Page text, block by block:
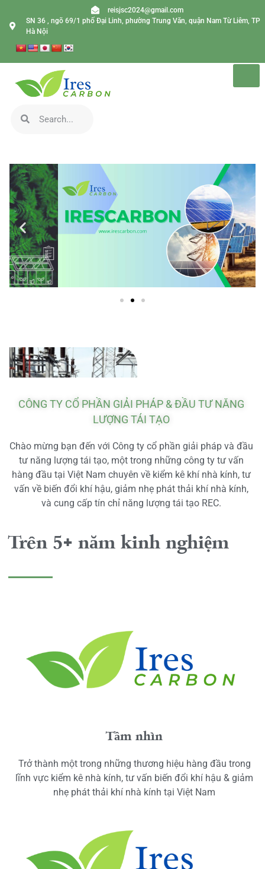
reisjsc2024@gmail.com
SN 36 , ngõ 69/1 phố Đại Linh, phường Trung Văn, quận Nam Từ Liêm, TP
Hà Nội
CÔNG TY CỔ PHẦN GIẢI PHÁP & ĐẦU TƯ NĂNG
LƯỢNG TÁI TẠO
Chào mừng bạn đến với Công ty cổ phần giải pháp và đầu
tư năng lượng tái tạo, một trong những công ty tư vấn
hàng đầu tại Việt Nam chuyên về kiểm kê khí nhà kính, tư
vấn về biến đổi khí hậu, giảm nhẹ phát thải khí nhà kính,
và cung cấp tín chỉ năng lượng tái tạo REC.
Trên 5+ năm kinh nghiệm
Tầm nhìn
Trở thành một trong những thương hiệu hàng đầu trong
lĩnh vực kiểm kê nhà kính, tư vấn biến đổi khí hậu & giảm
nhẹ phát thải khí nhà kính tại Việt Nam